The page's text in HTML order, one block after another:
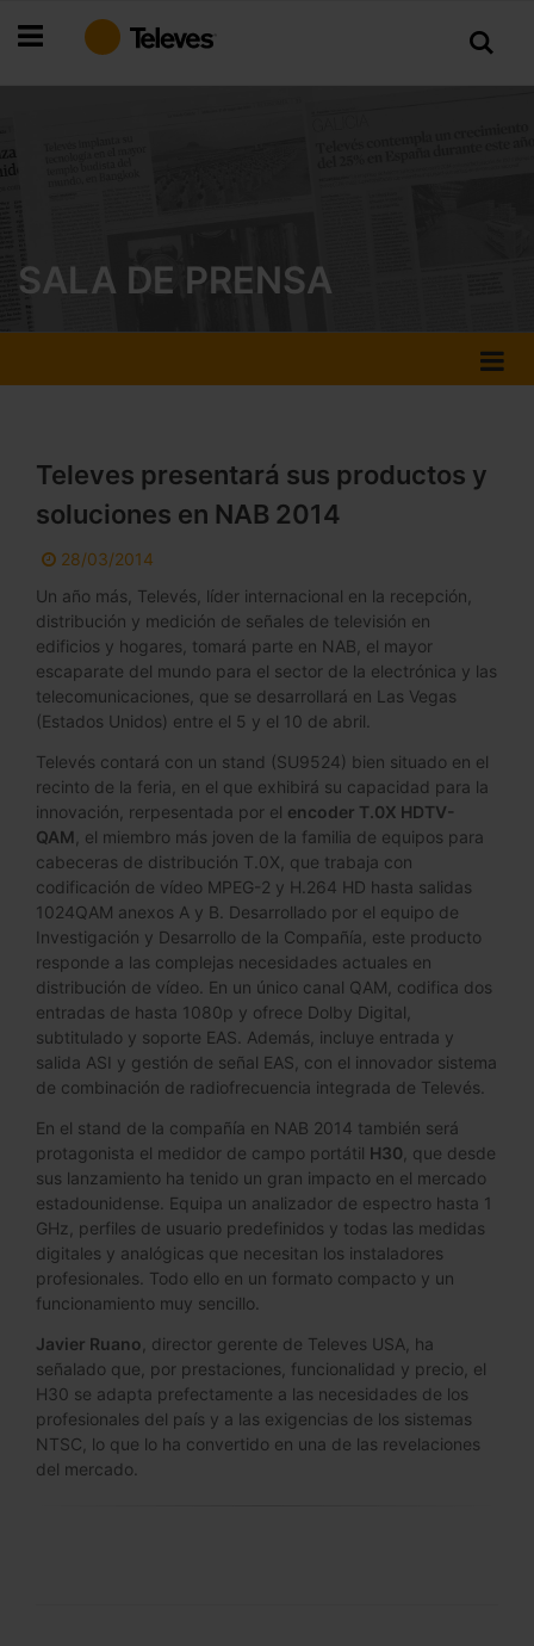
al
SALA DE PRENSA
Televes presentará sus productos y
soluciones en NAB 2014
28/03/2014
Un año más, Televés, líder internacional en la recepción,
distribución y medición de señales de televisión en
edificios y hogares, tomará parte en NAB, el mayor
escaparate del mundo para el sector de la electrónica y las
telecomunicaciones, que se desarrollará en Las Vegas
(Estados Unidos) entre el 5 y el 10 de abril.
Televés contará con un stand (SU9524) bien situado en el
recinto de la feria, en el que exhibirá su capacidad para la
innovación, rerpesentada por el encoder T.0X HDTV-
QAM , el miembro más joven de la familia de equipos para
cabeceras de distribución T.0X, que trabaja con
codificación de vídeo MPEG-2 y H.264 HD hasta salidas
1024QAM anexos A y B. Desarrollado por el equipo de
Investigación y Desarrollo de la Compañía, este producto
responde a las complejas necesidades actuales en
distribución de vídeo. En un único canal QAM, codifica dos
entradas de hasta 1080p y ofrece Dolby Digital,
subtitulado y soporte EAS. Además, incluye entrada y
salida ASI y gestión de señal EAS, con el innovador sistema
de combinación de radiofrecuencia integrada de Televés.
En el stand de la compañía en NAB 2014 también será
protagonista el medidor de campo portátil H30 , que desde
sus lanzamiento ha tenido un gran impacto en el mercado
estadounidense. Equipa un analizador de espectro hasta 1
GHz, perfiles de usuario predefinidos y todas las medidas
digitales y analógicas que necesitan los instaladores
profesionales. Todo ello en un formato compacto y un
funcionamiento muy sencillo.
Javier Ruano , director gerente de Televes USA, ha
señalado que, por prestaciones, funcionalidad y precio, el
H30 se adapta prefectamente a las necesidades de los
profesionales del país y a las exigencias de los sistemas
NTSC, lo que lo ha convertido en una de las revelaciones
del mercado.